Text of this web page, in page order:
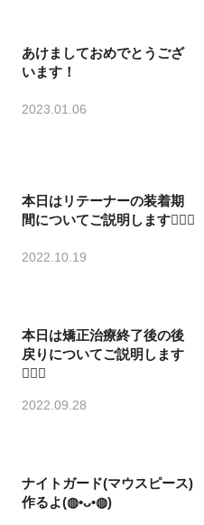
あけましておめでとうござ
います！
2023.01.06
本日はリテーナーの装着期
間についてご説明します💁🏻‍♀️
2022.10.19
本日は矯正治療終了後の後
戻りについてご説明します
💁🏻‍♀️
2022.09.28
ナイトガード(マウスピース)
作るよ(◍•ᴗ•◍)